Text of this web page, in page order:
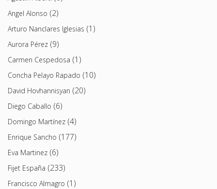
Angel Alonso (2)
Arturo Nanclares Iglesias (1)
Aurora Pérez (9)
Carmen Cespedosa (1)
Concha Pelayo Rapado (10)
David Hovhannisyan (20)
Diego Caballo (6)
Domingo Martínez (4)
Enrique Sancho (177)
Eva Martinez (6)
Fijet España (233)
Francisco Almagro (1)